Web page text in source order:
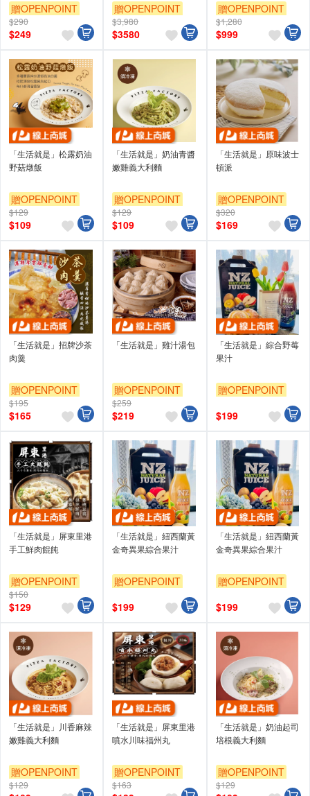
贈OPENPOINT
$290
$249
贈OPENPOINT
$3,980
$3580
贈OPENPOINT
$1,280
$999
「生活就是」松露奶油
野菇燉飯
贈OPENPOINT
$129
$109
「生活就是」奶油青醬
嫩雞義大利麵
贈OPENPOINT
$129
$109
「生活就是」原味波士
頓派
贈OPENPOINT
$320
$169
「生活就是」招牌沙茶
肉羹
贈OPENPOINT
$195
$165
「生活就是」雞汁湯包
贈OPENPOINT
$259
$219
「生活就是」綜合野莓
果汁
贈OPENPOINT
$199
「生活就是」屏東里港
手工鮮肉餛飩
贈OPENPOINT
$150
$129
「生活就是」紐西蘭黃
金奇異果綜合果汁
贈OPENPOINT
$199
「生活就是」紐西蘭黃
金奇異果綜合果汁
贈OPENPOINT
$199
「生活就是」川香麻辣
嫩雞義大利麵
贈OPENPOINT
$129
「生活就是」屏東里港
噴水川味福州丸
贈OPENPOINT
$163
「生活就是」奶油起司
培根義大利麵
贈OPENPOINT
$129